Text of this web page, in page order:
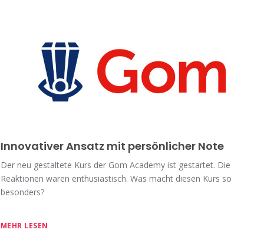
Innovativer Ansatz mit persönlicher Note
Der neu gestaltete Kurs der Gom Academy ist gestartet. Die
Reaktionen waren enthusiastisch. Was macht diesen Kurs so
besonders?
MEHR LESEN